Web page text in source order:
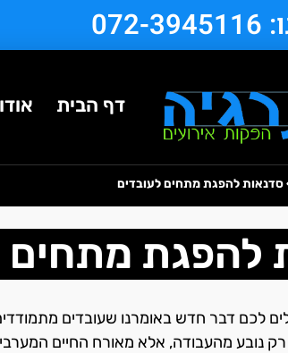
דף הבית
סדנאות להפגת מתחים לעובדים
להפגת מתחים
לכם דבר חדש באומרנו שעובדים
נובע מהעבודה, אלא מאורח החיים